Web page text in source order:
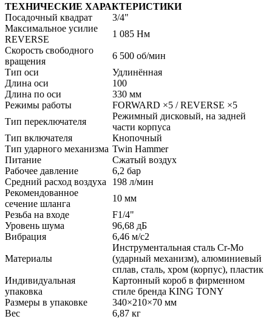
ТЕХНИЧЕСКИЕ ХАРАКТЕРИСТИКИ
Посадочный квадрат
3/4"
Максимальное усилие
REVERSE
1 085 Нм
Скорость свободного
вращения
6 500 об/мин
Тип оси
Удлинённая
Длина оси
100
Длина по оси
330 мм
Режимы работы
FORWARD ×5 / REVERSE ×5
Тип переключателя
Режимный дисковый, на задней
части корпуса
Тип включателя
Кнопочный
Тип ударного механизма Twin Hammer
Питание
Сжатый воздух
Рабочее давление
6,2 бар
Средний расход воздуха
198 л/мин
Рекомендованное
сечение шланга
10 мм
Резьба на входе
F1/4"
Уровень шума
96,68 дБ
Вибрация
6,46 м/с2
Материалы
Инструментальная сталь Cr-Mo
(ударный механизм), алюминиевый
сплав, сталь, хром (корпус), пластик
Индивидуальная
упаковка
Картонный короб в фирменном
стиле бренда KING TONY
Размеры в упаковке
340×210×70 мм
Вес
6,87 кг